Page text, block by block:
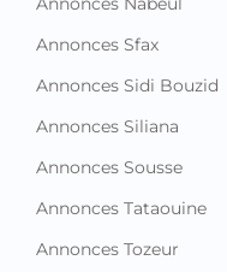
Annonces Sfax
Annonces Sidi Bouzid
Annonces Siliana
Annonces Sousse
Annonces Tataouine
Annonces Tozeur